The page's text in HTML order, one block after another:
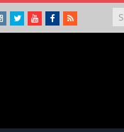
Instagram
TwitterYoutubeFacebook
RSS